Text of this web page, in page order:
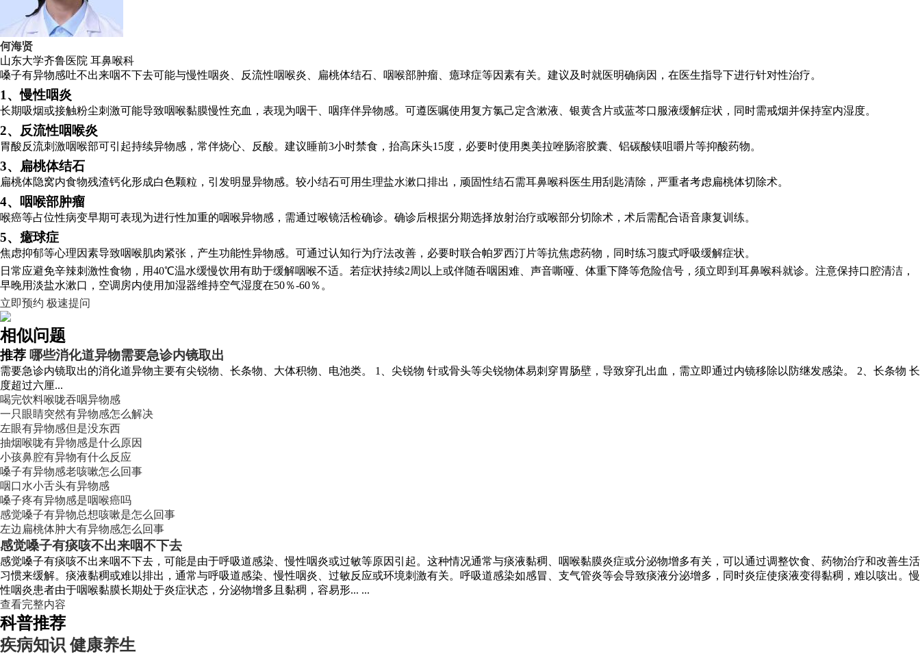
何海贤
山东大学齐鲁医院 耳鼻喉科
嗓子有异物感吐不出来咽不下去可能与慢性咽炎、反流性咽喉炎、扁桃体结石、咽喉部肿瘤、癔球症等因素有关。建议及时就医明确病因，在医生指导下进行针对性治疗。
1、慢性咽炎
长期吸烟或接触粉尘刺激可能导致咽喉黏膜慢性充血，表现为咽干、咽痒伴异物感。可遵医嘱使用复方氯己定含漱液、银黄含片或蓝芩口服液缓解症状，同时需戒烟并保持室内湿度。
2、反流性咽喉炎
胃酸反流刺激咽喉部可引起持续异物感，常伴烧心、反酸。建议睡前3小时禁食，抬高床头15度，必要时使用奥美拉唑肠溶胶囊、铝碳酸镁咀嚼片等抑酸药物。
3、扁桃体结石
扁桃体隐窝内食物残渣钙化形成白色颗粒，引发明显异物感。较小结石可用生理盐水漱口排出，顽固性结石需耳鼻喉科医生用刮匙清除，严重者考虑扁桃体切除术。
4、咽喉部肿瘤
喉癌等占位性病变早期可表现为进行性加重的咽喉异物感，需通过喉镜活检确诊。确诊后根据分期选择放射治疗或喉部分切除术，术后需配合语音康复训练。
5、癔球症
焦虑抑郁等心理因素导致咽喉肌肉紧张，产生功能性异物感。可通过认知行为疗法改善，必要时联合帕罗西汀片等抗焦虑药物，同时练习腹式呼吸缓解症状。
日常应避免辛辣刺激性食物，用40℃温水缓慢饮用有助于缓解咽喉不适。若症状持续2周以上或伴随吞咽困难、声音嘶哑、体重下降等危险信号，须立即到耳鼻喉科就诊。注意保持口腔清洁，
早晚用淡盐水漱口，空调房内使用加湿器维持空气湿度在50％-60％。
立即预约 极速提问
相似问题
推荐 哪些消化道异物需要急诊内镜取出
需要急诊内镜取出的消化道异物主要有尖锐物、长条物、大体积物、电池类。 1、尖锐物 针或骨头等尖锐物体易刺穿胃肠壁，导致穿孔出血，需立即通过内镜移除以防继发感染。 2、长条物 长
度超过六厘...
喝完饮料喉咙吞咽异物感
一只眼睛突然有异物感怎么解决
左眼有异物感但是没东西
抽烟喉咙有异物感是什么原因
小孩鼻腔有异物有什么反应
嗓子有异物感老咳嗽怎么回事
咽口水小舌头有异物感
嗓子疼有异物感是咽喉癌吗
感觉嗓子有异物总想咳嗽是怎么回事
左边扁桃体肿大有异物感怎么回事
感觉嗓子有痰咳不出来咽不下去
感觉嗓子有痰咳不出来咽不下去，可能是由于呼吸道感染、慢性咽炎或过敏等原因引起。这种情况通常与痰液黏稠、咽喉黏膜炎症或分泌物增多有关，可以通过调整饮食、药物治疗和改善生活
习惯来缓解。痰液黏稠或难以排出，通常与呼吸道感染、慢性咽炎、过敏反应或环境刺激有关。呼吸道感染如感冒、支气管炎等会导致痰液分泌增多，同时炎症使痰液变得黏稠，难以咳出。慢
性咽炎患者由于咽喉黏膜长期处于炎症状态，分泌物增多且黏稠，容易形... ...
查看完整内容
科普推荐
疾病知识 健康养生